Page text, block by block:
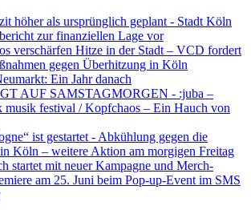
höher als ursprünglich geplant - Stadt Köln
zur finanziellen Lage vor
verschärfen Hitze in der Stadt – VCD fordert
gegen Überhitzung in Köln
Ein Jahr danach
AUF SAMSTAGMORGEN - :juba –
musik festival / Kopfchaos – Ein Hauch von
ist gestartet - Abkühlung gegen die
Köln – weitere Aktion am morgigen Freitag
startet mit neuer Kampagne und Merch-
am 25. Juni beim Pop-up-Event im SMS